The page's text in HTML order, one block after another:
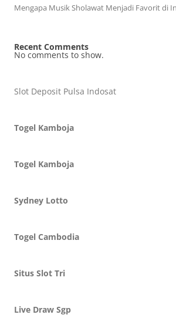
Mengapa Musik Sholawat Menjadi Favorit di
Recent Comments
No comments to show.
Slot Deposit Pulsa Indosat
Togel Kamboja
Togel Kamboja
Sydney Lotto
Togel Cambodia
Situs Slot Tri
Live Draw Sgp